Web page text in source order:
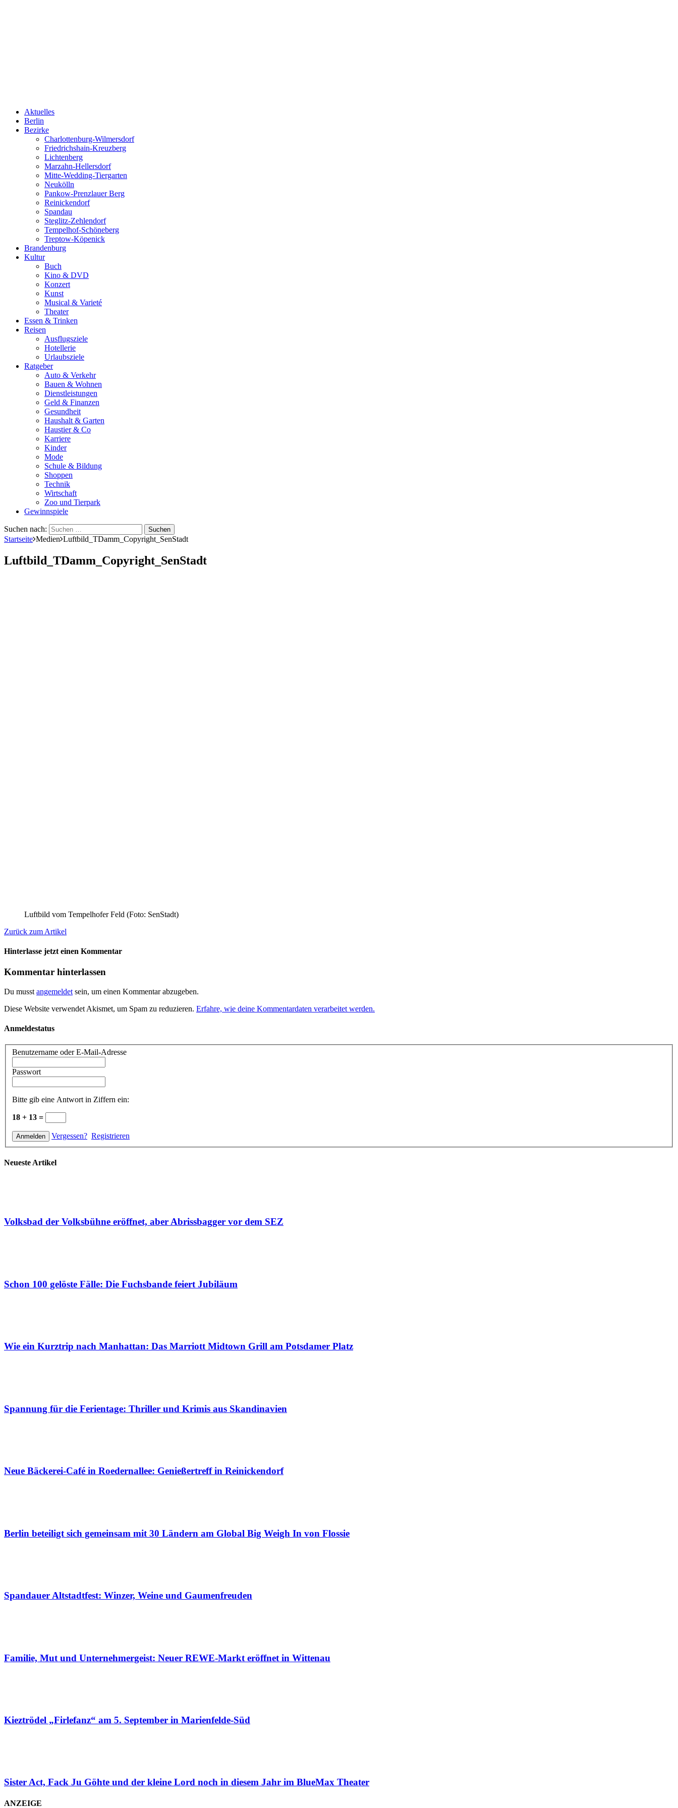
Aktuelles
Berlin
Bezirke
Charlottenburg-Wilmersdorf
Friedrichshain-Kreuzberg
Lichtenberg
Marzahn-Hellersdorf
Mitte-Wedding-Tiergarten
Neukölln
Pankow-Prenzlauer Berg
Reinickendorf
Spandau
Steglitz-Zehlendorf
Tempelhof-Schöneberg
Treptow-Köpenick
Brandenburg
Kultur
Buch
Kino & DVD
Konzert
Kunst
Musical & Varieté
Theater
Essen & Trinken
Reisen
Ausflugsziele
Hotellerie
Urlaubsziele
Ratgeber
Auto & Verkehr
Bauen & Wohnen
Dienstleistungen
Geld & Finanzen
Gesundheit
Haushalt & Garten
Haustier & Co
Karriere
Kinder
Mode
Schule & Bildung
Shoppen
Technik
Wirtschaft
Zoo und Tierpark
Gewinnspiele
Suchen nach:
Startseite Medien Luftbild_TDamm_Copyright_SenStadt
Luftbild_TDamm_Copyright_SenStadt
Luftbild vom Tempelhofer Feld (Foto: SenStadt)
Zurück zum Artikel
Hinterlasse jetzt einen Kommentar
Kommentar hinterlassen
Du musst angemeldet sein, um einen Kommentar abzugeben.
Diese Website verwendet Akismet, um Spam zu reduzieren. Erfahre, wie deine Kommentardaten verarbeitet werden.
Anmeldestatus
Benutzername oder E-Mail-Adresse
Passwort
Bitte gib eine Antwort in Ziffern ein:
18 + 13 =
Vergessen? Registrieren
Neueste Artikel
Volksbad der Volksbühne eröffnet, aber Abrissbagger vor dem SEZ
Schon 100 gelöste Fälle: Die Fuchsbande feiert Jubiläum
Wie ein Kurztrip nach Manhattan: Das Marriott Midtown Grill am Potsdamer Platz
Spannung für die Ferientage: Thriller und Krimis aus Skandinavien
Neue Bäckerei-Café in Roedernallee: Genießertreff in Reinickendorf
Berlin beteiligt sich gemeinsam mit 30 Ländern am Global Big Weigh In von Flossie
Spandauer Altstadtfest: Winzer, Weine und Gaumenfreuden
Familie, Mut und Unternehmergeist: Neuer REWE-Markt eröffnet in Wittenau
Kieztrödel „Firlefanz“ am 5. September in Marienfelde-Süd
Sister Act, Fack Ju Göhte und der kleine Lord noch in diesem Jahr im BlueMax Theater
ANZEIGE